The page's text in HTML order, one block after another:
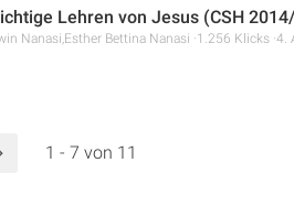
Lehren von Jesus (CSH
Nanasi,Esther Bettina Nanasi 1.256 Klicks 4.
1 - 7 von 11